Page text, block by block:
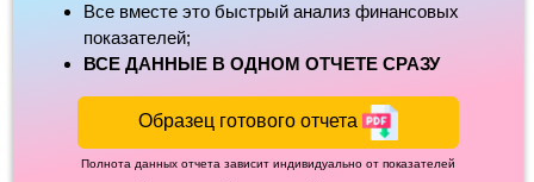
Все вместе это быстрый анализ финансовых
показателей;
ВСЕ ДАННЫЕ В ОДНОМ ОТЧЕТЕ СРАЗУ
Образец готового отчета
Полнота данных отчета зависит индивидуально от показателей